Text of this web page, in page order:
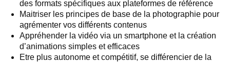
des formats spécifiques aux plateformes de référence
Maitriser les principes de base de la photographie pour
agrémenter vos différents contenus
Appréhender la vidéo via un smartphone et la création
d’animations simples et efficaces
Etre plus autonome et compétitif, se différencier de la